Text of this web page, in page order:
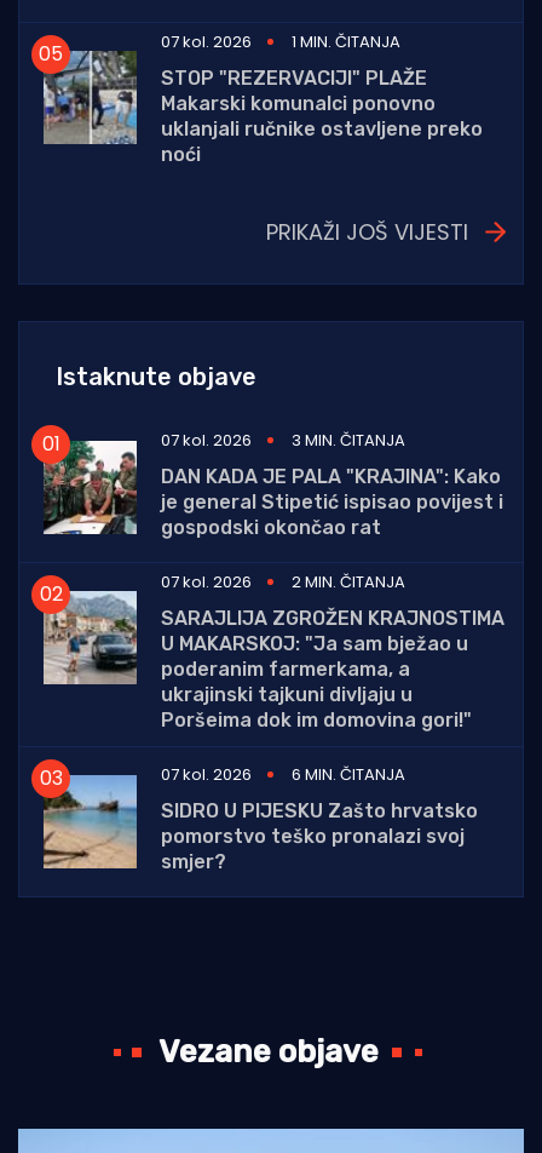
07 kol. 2026
1 MIN. ČITANJA
STOP "REZERVACIJI" PLAŽE
Makarski komunalci ponovno
uklanjali ručnike ostavljene preko
noći
PRIKAŽI JOŠ VIJESTI
Istaknute objave
07 kol. 2026
3 MIN. ČITANJA
DAN KADA JE PALA "KRAJINA": Kako
je general Stipetić ispisao povijest i
gospodski okončao rat
07 kol. 2026
2 MIN. ČITANJA
SARAJLIJA ZGROŽEN KRAJNOSTIMA
U MAKARSKOJ: "Ja sam bježao u
poderanim farmerkama, a
ukrajinski tajkuni divljaju u
Poršeima dok im domovina gori!"
07 kol. 2026
6 MIN. ČITANJA
SIDRO U PIJESKU Zašto hrvatsko
pomorstvo teško pronalazi svoj
smjer?
Vezane objave